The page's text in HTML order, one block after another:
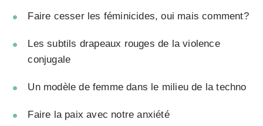
Faire cesser les féminicides, oui mais comment?
Les subtils drapeaux rouges de la violence
conjugale
Un modèle de femme dans le milieu de la techno
Faire la paix avec notre anxiété